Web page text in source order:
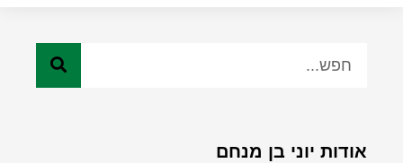
אודות יוני בן מנחם